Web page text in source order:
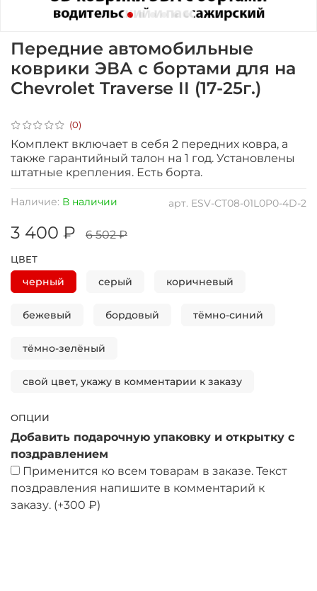
(0)
арт. ESV-CT08-01L0P0-4D-2
Наличие: В наличии
Передние автомобильные
коврики ЭВА с бортами для на
Chevrolet Traverse II (17-25г.)
3 400 ₽ 6 502 ₽
ЦВЕТ
черный серый коричневый
бежевый бордовый тёмно-синий
тёмно-зелёный
свой цвет, укажу в комментарии к заказу
ОПЦИИ
Добавить подарочную упаковку и открытку с
поздравлением
Применится ко всем товарам в заказе. Текст
поздравления напишите в комментарий к
заказу. (+300 ₽)
Комплект включает в себя 2 передних ковра, а
также гарантийный талон на 1 год. Установлены
штатные крепления. Есть борта.